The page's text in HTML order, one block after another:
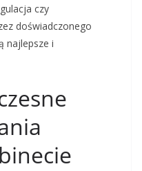
czy
doświadczonego
najlepsze i